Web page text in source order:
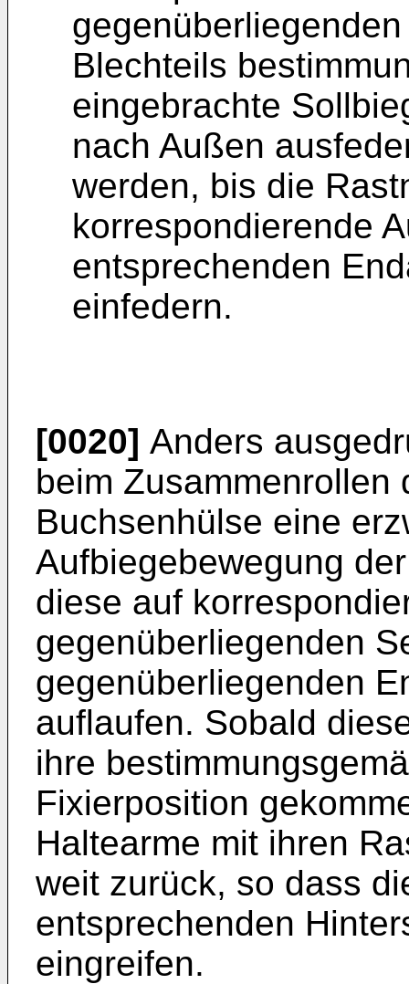
Blechteils
eingebrachte
nach Außen
werden, bis die
korrespondierende
entsprechenden
einfedern.
[0020] Anders
beim Zusammenrollen
Buchsenhülse eine
Aufbiegebewegung
diese auf
gegenüberliegenden
gegenüberliegenden
auflaufen. Sobald
ihre
Fixierposition
Haltearme mit ihren
weit zurück, so dass
entsprechenden
eingreifen.